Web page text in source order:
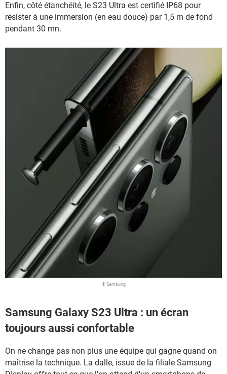
Enfin, côté étanchéité, le S23 Ultra est certifié IP68 pour
résister à une immersion (en eau douce) par 1,5 m de fond
pendant 30 mn.
© Samsung
Samsung Galaxy S23 Ultra : un écran
toujours aussi confortable
On ne change pas non plus une équipe qui gagne quand on
maîtrise la technique. La dalle, issue de la filiale Samsung